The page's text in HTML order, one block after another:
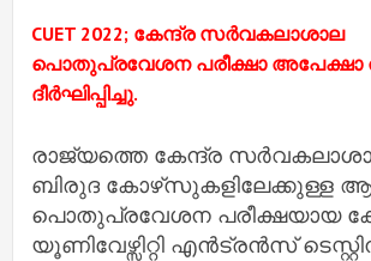
CUET 2022; കേന്ദ്ര സര്‍വകലാശാല
പൊതുപ്രവേശന പരീക്ഷാ അപേക്ഷാ
ദീര്‍ഘിപ്പിച്ചു.
രാജ്യത്തെ കേന്ദ്ര
ബിരുദ കോഴ്‌സുകളിലേക്കുള്ള
പൊതുപ്രവേശന പരീക്ഷയായ
യൂണിവേഴ്സിറ്റി എന്‍ട്രന്‍സ്